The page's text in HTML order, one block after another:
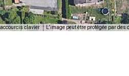
clavier L'image peut être protégée par des